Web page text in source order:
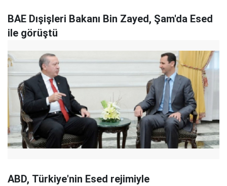
BAE Dışişleri Bakanı Bin Zayed, Şam'da Esed
ile görüştü
ABD, Türkiye'nin Esed rejimiyle